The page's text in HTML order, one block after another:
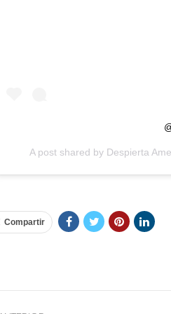
A post shared by Despierta
Compartir